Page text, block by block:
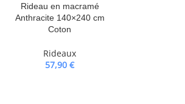
Rideau en macramé
Anthracite 140×240 cm
Coton
Rideaux
57,90€